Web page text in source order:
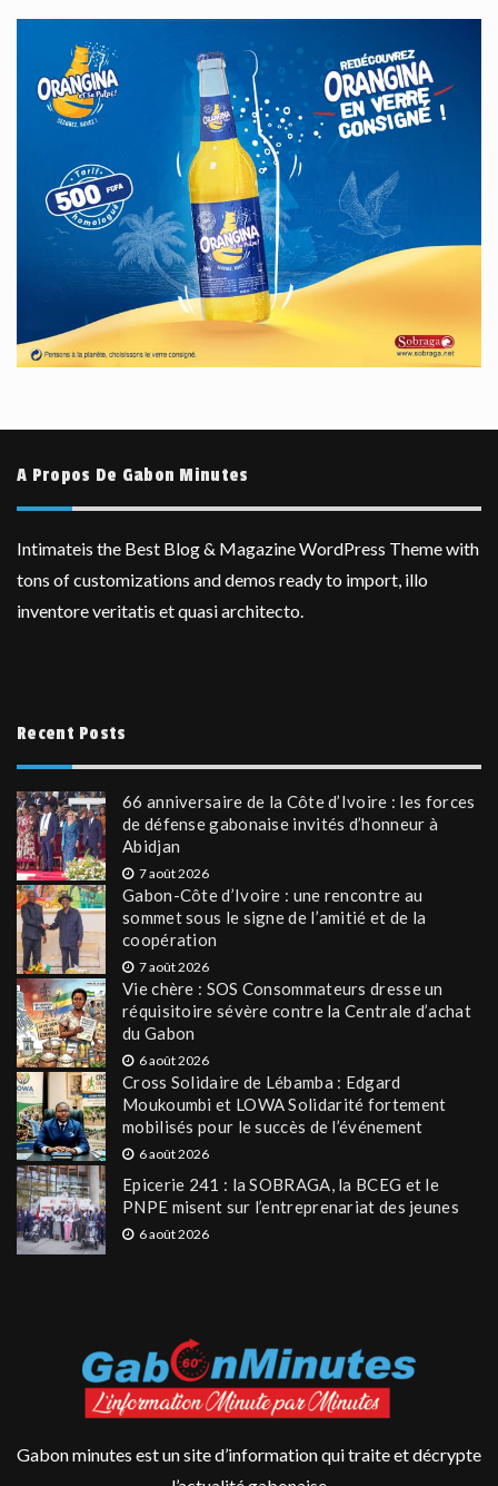
A Propos De Gabon Minutes
Intimateis the Best Blog & Magazine WordPress Theme with
tons of customizations and demos ready to import, illo
inventore veritatis et quasi architecto.
Recent Posts
66 anniversaire de la Côte d’Ivoire : les forces
de défense gabonaise invités d’honneur à
Abidjan
7 août 2026
Gabon-Côte d’Ivoire : une rencontre au
sommet sous le signe de l’amitié et de la
coopération
7 août 2026
Vie chère : SOS Consommateurs dresse un
réquisitoire sévère contre la Centrale d’achat
du Gabon
6 août 2026
Cross Solidaire de Lébamba : Edgard
Moukoumbi et LOWA Solidarité fortement
mobilisés pour le succès de l’événement
6 août 2026
Epicerie 241 : la SOBRAGA, la BCEG et le
PNPE misent sur l’entreprenariat des jeunes
6 août 2026
Gabon minutes est un site d’information qui traite et décrypte